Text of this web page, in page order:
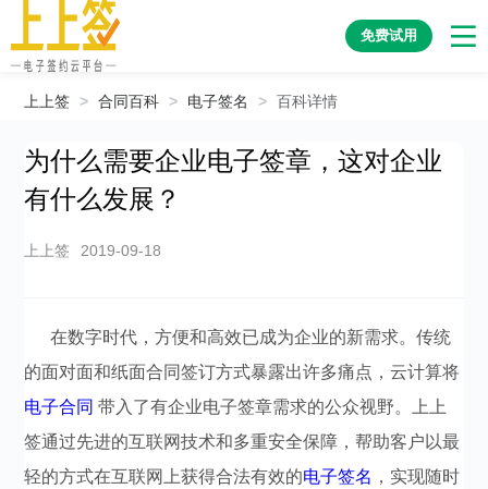
免费试用
上上签 > 合同百科 > 电子签名 > 百科详情
为什么需要企业电子签章，这对企业
有什么发展？
上上签 2019-09-18
在数字时代，方便和高效已成为企业的新需求。传统
的面对面和纸面合同签订方式暴露出许多痛点，云计算将
电子合同 带入了有企业电子签章需求的公众视野。上上
签通过先进的互联网技术和多重安全保障，帮助客户以最
轻的方式在互联网上获得合法有效的电子签名 ，实现随时